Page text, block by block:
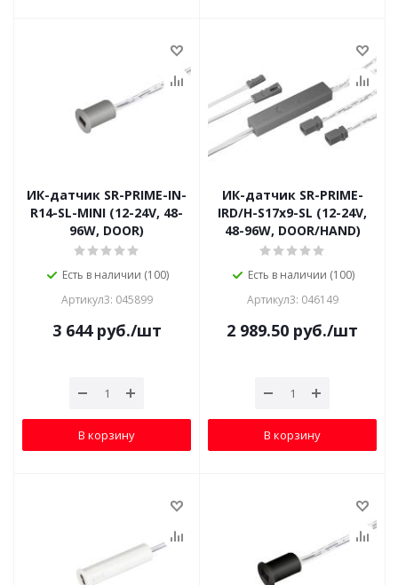
ИК-датчик SR-PRIME-IN-
R14-SL-MINI (12-24V, 48-
96W, DOOR)
Есть в наличии (100)
Артикул3: 045899
3 644руб./шт
В корзину
ИК-датчик SR-PRIME-
IRD/H-S17х9-SL (12-24V,
48-96W, DOOR/HAND)
Есть в наличии (100)
Артикул3: 046149
2 989.50 руб./шт
В корзину